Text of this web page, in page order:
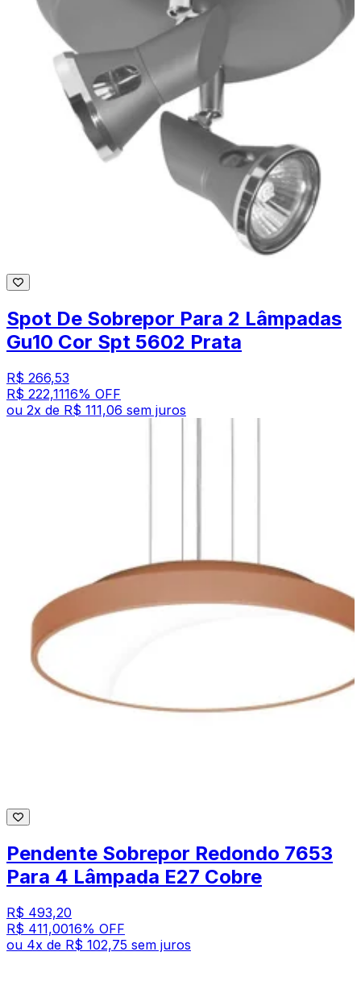
Spot De Sobrepor Para 2 Lâmpadas
Gu10 Cor Spt 5602 Prata
R$ 266,53
R$ 222,1116% OFF
ou 2x de R$ 111,06 sem juros
Pendente Sobrepor Redondo 7653
Para 4 Lâmpada E27 Cobre
R$ 493,20
R$ 411,0016% OFF
ou 4x de R$ 102,75 sem juros